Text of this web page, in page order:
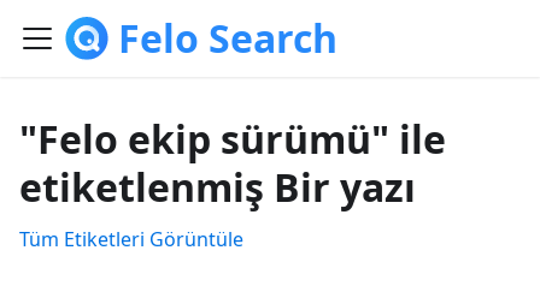
Felo Search
"Felo ekip sürümü" ile
etiketlenmiş Bir yazı
Tüm Etiketleri Görüntüle